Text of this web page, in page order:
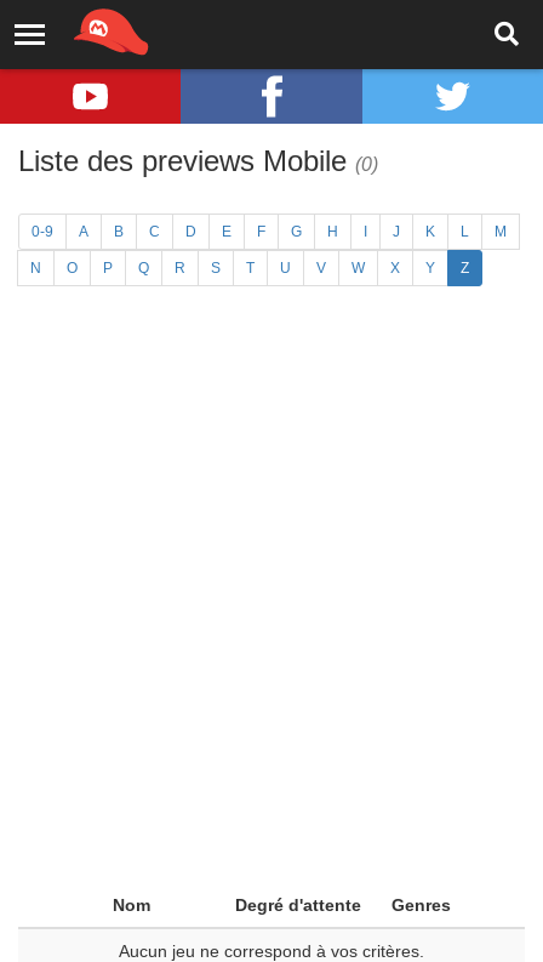
Liste des previews Mobile (0)
0-9 A B C D E F G H J K L M
N O P Q R S T U V W X Y Z
Nom Degré d'attente Genres
Aucun jeu ne correspond à vos critères.